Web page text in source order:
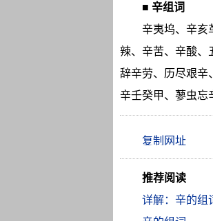
■ 辛组词
辛夷坞、辛亥
辣、辛苦、辛酸、
辞辛劳、历尽艰辛
辛壬癸甲、蓼虫忘
推荐阅读
详解：辛的组